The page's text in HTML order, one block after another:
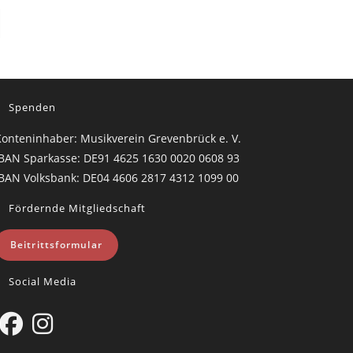
Seite
Spenden
Musikverein Grevenbrück e. V.
Sparkasse: DE91 4625 1630 0020 0608 93
Volksbank: DE04 4606 2817 4312 1099 00
Fördernde Mitgliedschaft
Beitrittsformular
Social Media